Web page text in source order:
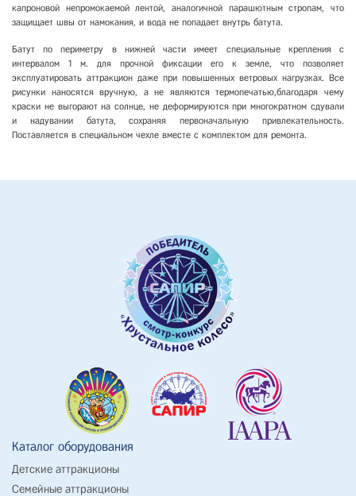
капроновой непромокаемой лентой, аналогичной парашютным стропам, что
защищает швы от намокания, и вода не попадает внутрь батута.
Батут по периметру в нижней части имеет специальные крепления с
интервалом 1 м. для прочной фиксации его к земле, что позволяет
эксплуатировать аттракцион даже при повышенных ветровых нагрузках. Все
рисунки наносятся вручную, а не являются термопечатью,благодаря чему
краски не выгорают на солнце, не деформируются при многократном сдували
и надувании батута, сохраняя первоначальную привлекательность.
Поставляется в специальном чехле вместе с комплектом для ремонта.
Каталог оборудования
Детские аттракционы
Семейные аттракционы